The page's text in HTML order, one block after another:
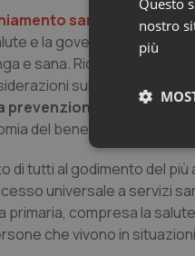
sano e attivo
e la governance
e sana. Riconosciamo
sull’equità
lungo tutto
del benessere che
di tutti al godimento del
universale a servizi
primaria, compresa la
che vivono in
Questo
nostro
più